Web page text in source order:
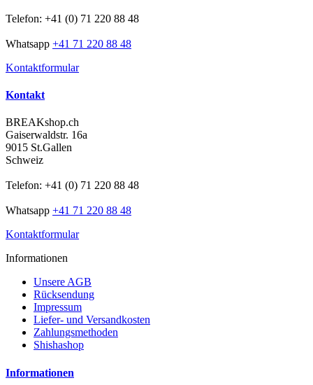
Telefon: +41 (0) 71 220 88 48
Whatsapp +41 71 220 88 48
Kontaktformular
Kontakt
BREAKshop.ch
Gaiserwaldstr. 16a
9015 St.Gallen
Schweiz
Telefon: +41 (0) 71 220 88 48
Whatsapp +41 71 220 88 48
Kontaktformular
Informationen
Unsere AGB
Rücksendung
Impressum
Liefer- und Versandkosten
Zahlungsmethoden
Shishashop
Informationen